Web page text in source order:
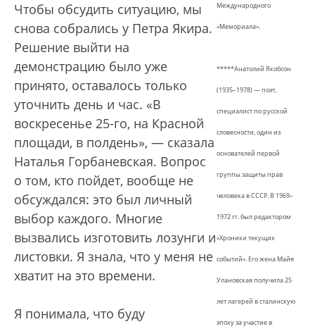
Международного
«Мемориала».
*****Анатолий Якобсон
(1935–1978) — поэт,
специалист по русской
словесности, один из
основателей первой
группы защиты прав
человека в СССР. В 1969–
1972 гг. был редактором
«Хроники текущих
событий». Его жена Майя
Улановская получила 25
лет лагерей в сталинскую
эпоху за участие в
Чтобы обсудить ситуацию, мы
снова собрались у Петра Якира.
Решение выйти на
демонстрацию было уже
принято, оставалось только
уточнить день и час. «В
воскресенье 25-го, на Красной
площади, в полдень», — сказала
Наталья Горбаневская. Вопрос
о том, кто пойдет, вообще не
обсуждался: это был личный
выбор каждого. Многие
вызвались изготовить лозунги и
листовки. Я знала, что у меня не
хватит на это времени.
Я понимала, что буду